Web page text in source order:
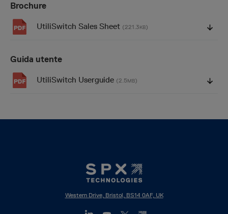
Brochure
UtiliSwitch Sales Sheet (221.3KB)
Guida utente
UtiliSwitch Userguide (2.5MB)
Western Drive, Bristol, BS14 0AF, UK